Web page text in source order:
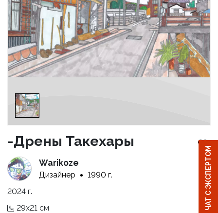
-Дрены Такехары
Warikoze
Дизайнер
1990 г.
2024 г.
29x21 см
ЧАТ С ЭКСПЕРТОМ